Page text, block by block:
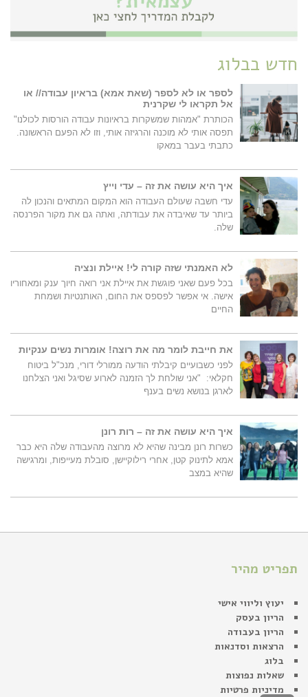
חדש בבלוג
לספר או לא לספר (שאת אמא) בראיון עבודה// או
אל תקראו לי שקרנית
הכותרת "אמהות שמשקרות בראיונות עבודה הורסות לכולנו"
תפסה אותי לא מוכנה והרגיזה אותי, וזו לא הפעם הראשונה.
כתבתי בעבר במאקו
איך היא עושה את זה – עדי וייץ
עדי חשבה שעולם העבודה הוא המקום המתאים והנכון לה
ביותר עד שאיבדה את עבודתה, ואתה גם את מקור הפרנסה
שלה.
לא האמנתי שזה קורה לי! איילת ונציה
בכל פעם שאני פוגשת את איילת אני רואה חיוך ענק ומאחוריו
אישה. אי אפשר לפספס את החום, האותנטיות ושמחת
החיים
את חייבת לומר מה את רוצה! אומרות נשים ענקיות
לפני כשבועיים קיבלתי הודעה ממורלי דורי, מנכ"ל ביטוח
חקלאי: "אני שולחת לך הזמנה לארוע שסיגל ואני הצלחנו
לארגן בנושא נשים בענף
איך היא עושה את זה – רות רונן
כשרות רונן מבינה שהיא לא מרוצה מהעבודה שלה היא כבר
אמא לתינוק קטן, אחרי רילוקיישן, סובלת מעייפות, ומרגישה
שהיא במצב
תפריט מהיר
יעוץ וליווי אישי
הריון בעסק
הריון בעבודה
הרצאות וסדנאות
בלוג
שאלות נפוצות
מדיניות פרטיות